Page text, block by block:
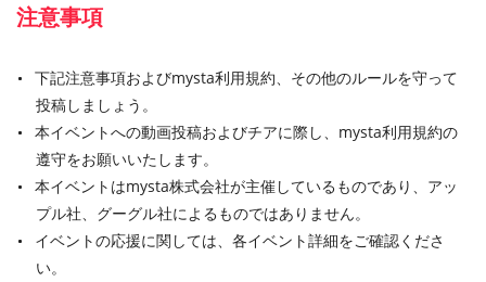
注意事項
下記注意事項およびmysta利用規約、その他のルールを守って
投稿しましょう。
本イベントへの動画投稿およびチアに際し、mysta利用規約の
遵守をお願いいたします。
本イベントはmysta株式会社が主催しているものであり、アッ
プル社、グーグル社によるものではありません。
イベントの応援に関しては、各イベント詳細をご確認くださ
い。